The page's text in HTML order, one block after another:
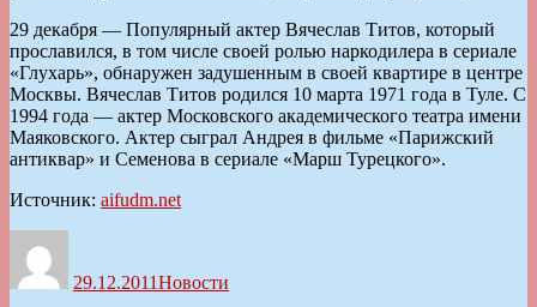
29 декабря — Популярный актер Вячеслав Титов, который
прославился, в том числе своей ролью наркодилера в сериале
«Глухарь», обнаружен задушенным в своей квартире в центре
Москвы. Вячеслав Титов родился 10 марта 1971 года в Туле. С
1994 года — актер Московского академического театра имени
Маяковского. Актер сыграл Андрея в фильме «Парижский
антиквар» и Семенова в сериале «Марш Турецкого».
Источник: aifudm.net
29.12.2011Новости